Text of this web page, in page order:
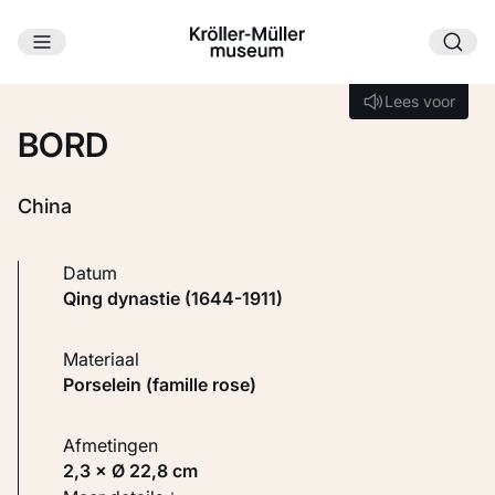
Ga naar hoofdinhoud
Lees voor
Lees voor
BORD
China
Datum
Qing dynastie (1644-1911)
Materiaal
Porselein (famille rose)
Afmetingen
2,3 × Ø 22,8 cm